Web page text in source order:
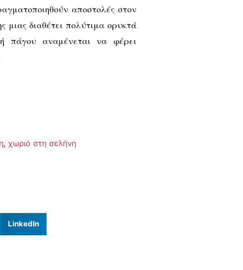
αποστολές στον
μιας διαθέτει πολύτιμα ορυκτά
αναμένεται να φέρει
, χωριό στη σελήνη
LinkedIn